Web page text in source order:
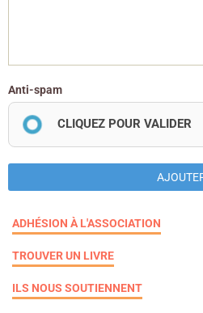
Anti-spam
CLIQUEZ POUR VALIDER
ADHÉSION À L'ASSOCIATION
TROUVER UN LIVRE
ILS NOUS SOUTIENNENT